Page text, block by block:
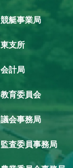
競艇事業局
東支所
会計局
教育委員会
議会事務局
監査委員事務局